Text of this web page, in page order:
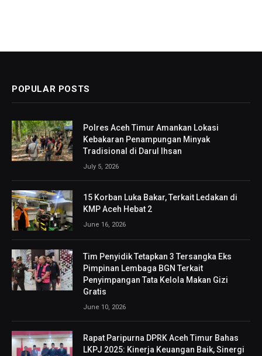
POPULAR POSTS
Polres Aceh Timur Amankan Lokasi
Kebakaran Penampungan Minyak
Tradisional di Darul Ihsan
July 5, 2026
15 Korban Luka Bakar, Terkait Ledakan di
KMP Aceh Hebat 2
June 16, 2026
Tim Penyidik Tetapkan 3 Tersangka Eks
Pimpinan Lembaga BGN Terkait
Penyimpangan Tata Kelola Makan Gizi
Gratis
June 10, 2026
Rapat Paripurna DPRK Aceh Timur Bahas
LKPJ 2025: Kinerja Keuangan Baik, Sinergi